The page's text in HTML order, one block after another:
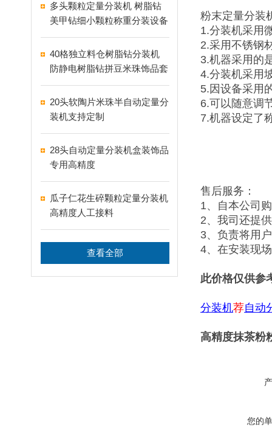
多头颗粒定量分装机 树脂钻
美甲钻细小颗粒称重分装设备
支持24-60头定制
40格独立料仓树脂钻分装机
防静电树脂钻拼豆米珠饰品套
盒分装设备
20头软陶片米珠半自动定量分
装机支持定制
28头自动定量分装机盒装饰品
专用高精度
瓜子仁花生碎颗粒定量分装机
高精度人工接料
查看全部
粉末定量分装
1.分装机采用
2.采用不锈钢
3.机器采用的
4.分装机采用
5.因设备采用
6.可以随意调
7.机器设定了
售后服务：
1、自本公司
2、我司还提
3、负责将用
4、在安装现
此价格仅供参
分装机荐自动
高精度抹茶粉
您的